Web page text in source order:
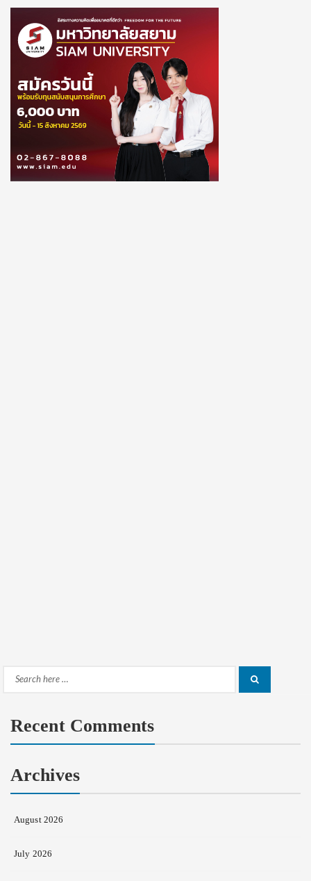
Search
Recent Comments
Archives
August 2026
July 2026